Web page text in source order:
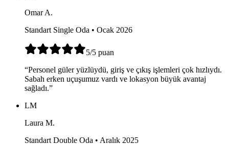
Omar A.
Standart Single Oda • Ocak 2026
5/5 puan
“Personel güler yüzlüydü, giriş ve çıkış işlemleri çok hızlıydı.
Sabah erken uçuşumuz vardı ve lokasyon büyük avantaj
sağladı.”
LM
Laura M.
Standart Double Oda • Aralık 2025